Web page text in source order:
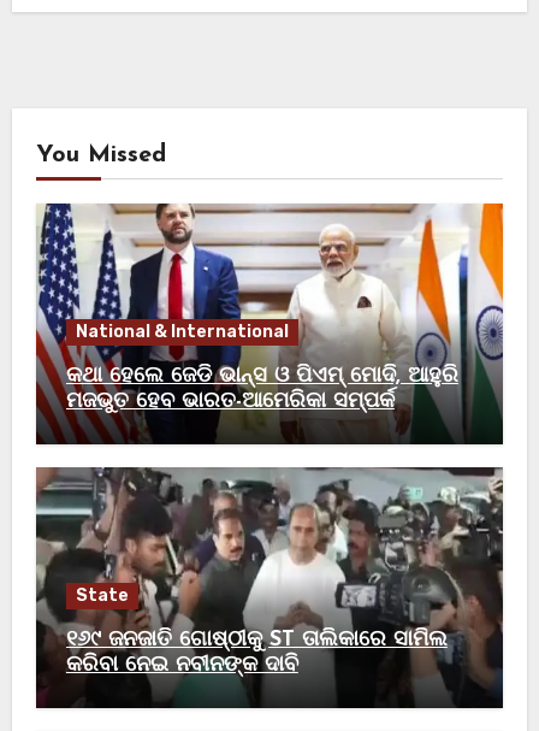
You Missed
National & International
କଥା ହେଲେ ଜେଡି ଭାନ୍ସ ଓ ପିଏମ୍ ମୋଦି, ଆହୁରି
ମଜଭୁତ ହେବ ଭାରତ-ଆମେରିକା ସମ୍ପର୍କ
State
୧୬୯ ଜନଜାତି ଗୋଷ୍ଠୀକୁ ST ତାଲିକାରେ ସାମିଲ
କରିବା ନେଇ ନବୀନଙ୍କ ଦାବି